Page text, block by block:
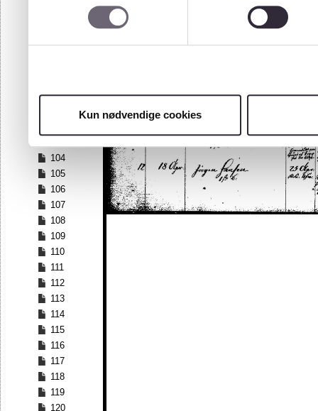
Kun nødvendige cookies
97
100
104
105
106
107
108
109
110
111
112
113
114
115
116
117
118
119
120